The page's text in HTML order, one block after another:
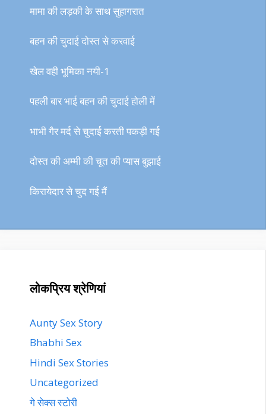
मामा की लड़की के साथ सुहागरात
बहन की चुदाई दोस्त से करवाई
खेल वही भूमिका नयी-1
पहली बार भाई बहन की चुदाई होली में
भाभी गैर मर्द से चुदाई करती पकड़ी गई
दोस्त की अम्मी की चूत की प्यास बुझाई
किरायेदार से चुद गई मैं
लोकप्रिय श्रेणियां
Aunty Sex Story
Bhabhi Sex
Hindi Sex Stories
Uncategorized
गे सेक्स स्टोरी